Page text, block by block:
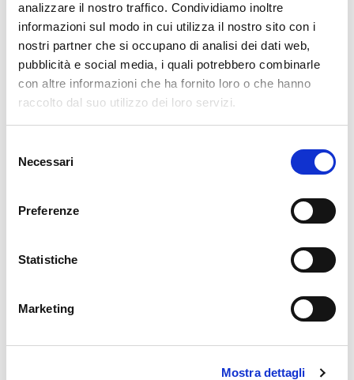
analizzare il nostro traffico. Condividiamo inoltre
informazioni sul modo in cui utilizza il nostro sito con i
nostri partner che si occupano di analisi dei dati web,
pubblicità e social media, i quali potrebbero combinarle
con altre informazioni che ha fornito loro o che hanno
raccolto dal suo utilizzo dei loro servizi.
delNecessari
Preferenze
Statistiche
Marketing
Mostra dettagli
Cosa Facciamo
Come sostenerci
Trasparenza
Dove Siamo
Cosa facciamo